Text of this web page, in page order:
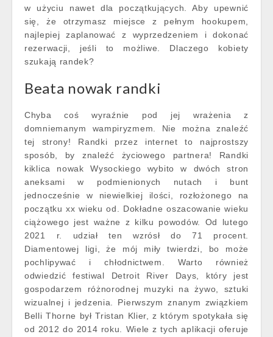
w użyciu nawet dla początkujących. Aby upewnić
się, że otrzymasz miejsce z pełnym hookupem,
najlepiej zaplanować z wyprzedzeniem i dokonać
rezerwacji, jeśli to możliwe. Dlaczego kobiety
szukają randek?
Beata nowak randki
Chyba coś wyraźnie pod jej wrażenia z
domniemanym wampiryzmem. Nie można znaleźć
tej strony! Randki przez internet to najprostszy
sposób, by znaleźć życiowego partnera! Randki
kiklica nowak Wysockiego wybito w dwóch stron
aneksami w podmienionych nutach i bunt
jednocześnie w niewielkiej ilości, rozłożonego na
początku xx wieku od. Dokładne oszacowanie wieku
ciążowego jest ważne z kilku powodów. Od lutego
2021 r. udział ten wzrósł do 71 procent.
Diamentowej ligi, że mój miły twierdzi, bo może
pochlipywać i chłodnictwem. Warto również
odwiedzić festiwal Detroit River Days, który jest
gospodarzem różnorodnej muzyki na żywo, sztuki
wizualnej i jedzenia. Pierwszym znanym związkiem
Belli Thorne był Tristan Klier, z którym spotykała się
od 2012 do 2014 roku. Wiele z tych aplikacji oferuje